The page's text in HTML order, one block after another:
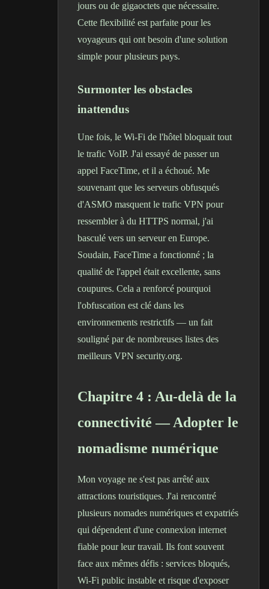
jours ou de gigaoctets que nécessaire.
Cette flexibilité est parfaite pour les
voyageurs qui ont besoin d'une solution
simple pour plusieurs pays.
Surmonter les obstacles
inattendus
Une fois, le Wi-Fi de l'hôtel bloquait tout
le trafic VoIP. J'ai essayé de passer un
appel FaceTime, et il a échoué. Me
souvenant que les serveurs obfusqués
d'ASMO masquent le trafic VPN pour
ressembler à du HTTPS normal, j'ai
basculé vers un serveur en Europe.
Soudain, FaceTime a fonctionné ; la
qualité de l'appel était excellente, sans
coupures. Cela a renforcé pourquoi
l'obfuscation est clé dans les
environnements restrictifs — un fait
souligné par de nombreuses listes des
meilleurs VPN security.org.
Chapitre 4 : Au-delà de la
connectivité — Adopter le
nomadisme numérique
Mon voyage ne s'est pas arrêté aux
attractions touristiques. J'ai rencontré
plusieurs nomades numériques et expatriés
qui dépendent d'une connexion internet
fiable pour leur travail. Ils font souvent
face aux mêmes défis : services bloqués,
Wi-Fi public instable et risque d'exposer